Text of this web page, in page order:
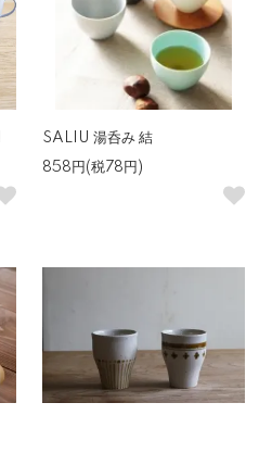
SALIU 湯呑み 結
858円(税78円)